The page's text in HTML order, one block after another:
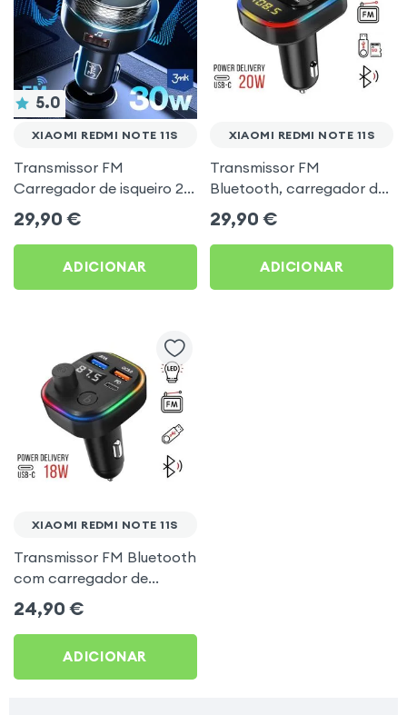
5.0
XIAOMI REDMI NOTE 11S
Transmissor FM
Carregador de isqueiro 2x
USB MicroSD 3mk Preto
para Xiaomi Redmi Note
11s
29,90 €
ADICIONAR
XIAOMI REDMI NOTE 11S
Transmissor FM
Bluetooth, carregador de
automóvel USB / USB-C,
C4 - Preto para Xiaomi
Redmi Note 11s
29,90 €
ADICIONAR
XIAOMI REDMI NOTE 11S
Transmissor FM Bluetooth
com carregador de
isqueiro USB / USB-C, C2 -
Preto para Xiaomi Redmi
Note 11s
24,90 €
ADICIONAR